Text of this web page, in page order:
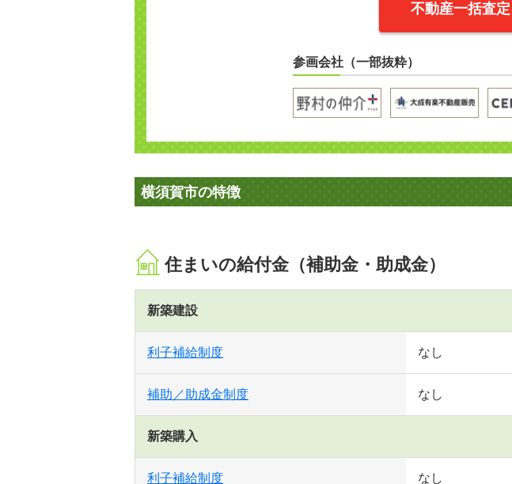
不動産一括査定
参画会社（一部抜粋）
横須賀市の特徴
住まいの給付金（補助金・助成金）
新築建設
利子補給制度 なし
補助／助成金制度 なし
新築購入
利子補給制度 なし